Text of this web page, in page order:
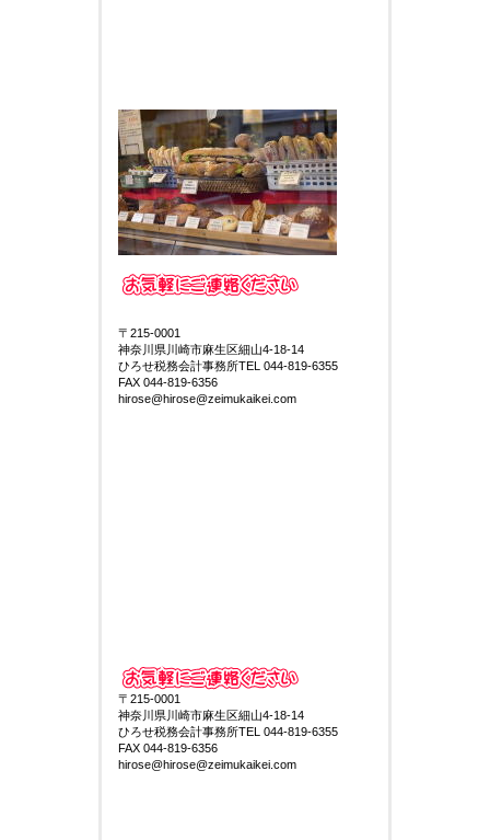
〒215-0001
神奈川県川崎市麻生区細山4-18-14
ひろせ税務会計事務所TEL 044-819-6355
FAX 044-819-6356
hirose@hirose@zeimukaikei.com
〒215-0001
神奈川県川崎市麻生区細山4-18-14
ひろせ税務会計事務所TEL 044-819-6355
FAX 044-819-6356
hirose@hirose@zeimukaikei.com